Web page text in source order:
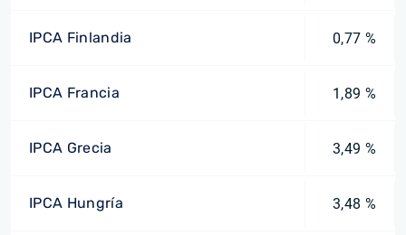
IPCA Finlandia 0,77 %
IPCA Francia 1,89 %
IPCA Grecia 3,49 %
IPCA Hungría 3,48 %